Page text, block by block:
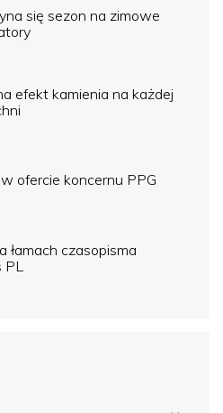
się sezon na zimowe
efekt kamienia na każdej
ofercie koncernu PPG
łamach czasopisma
PL